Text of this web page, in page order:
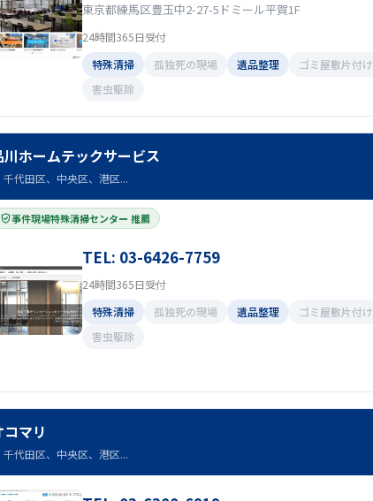
東京都練馬区豊玉中2-27-5ドミール平賀1F
24時間365日受付
特殊清掃
孤独死の現場 遺品整理 ゴミ屋敷片付け
害虫駆除
川ホームテックサービス
千代田区、中央区、港区...
事件現場特殊清掃センター 推薦
TEL: 03-6426-7759
24時間365日受付
特殊清掃
孤独死の現場 遺品整理 ゴミ屋敷片付け
害虫駆除
コマリ
千代田区、中央区、港区...